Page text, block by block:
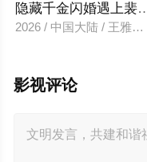
隐藏千金闪婚遇上裴
2026 / 中国大陆 / 王雅清
影视评论